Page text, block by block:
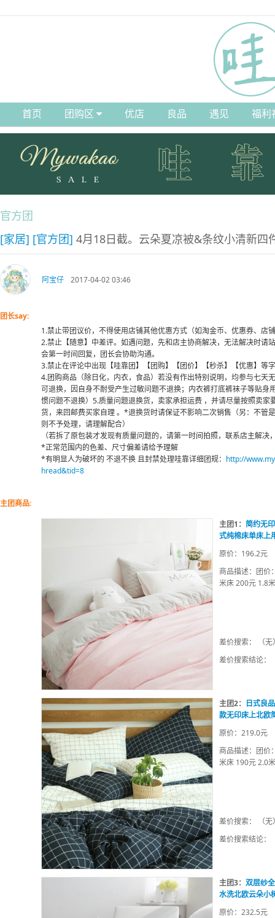
首页 团购区 优店 良品 遇见 福利
官方团
[家居] [官方团] 4月18日截。云朵夏凉被&条纹小清新四
阿宝仔 2017-04-02 03:46
团长say:
1.禁止带团议价，不得使用店铺其他优惠方式（如淘金币、优惠券、店
2.禁止【随意】中差评。如遇问题，先和店主协商解决，无法解决时请
会第一时间回复，团长会协助沟通。
3.禁止在评论中出现【哇靠团】【团购】【团价】【秒杀】【优惠】等
4.团购商品（除日化，内衣，食品）若没有作出特别说明，均参与七天
可退换，因自身不耐受产生过敏问题不退换；内衣裤打底裤袜子等贴身
惯问题不退换）5.质量问题退换货，卖家承担运费 ，并请尽量按照卖家
货，来回邮费买家自理 。*退换货时请保证不影响二次销售（另：不管
则不予处理，请理解配合）
（若拆了原包装才发现有质量问题的，请第一时间拍照，联系店主解
*正常范围内的色差、尺寸偏差请给予理解
*有明显人为破坏的 不退不换 且封禁处理哇靠详细团规： http://
hread&tid=8
主团商品:
主团1： 简约无
式纯棉床单床上
原价：196.2元
商品描述：团价
米床 200元 1.8
差价搜索： （无
差价搜索结论：
主团2： 日式良
款无印床上北欧
原价：219.0元
商品描述：团价
米床 190元 2.0
差价搜索： （无
差价搜索结论：
主团3： 双层纱
水洗北欧云朵小
原价：232.5元